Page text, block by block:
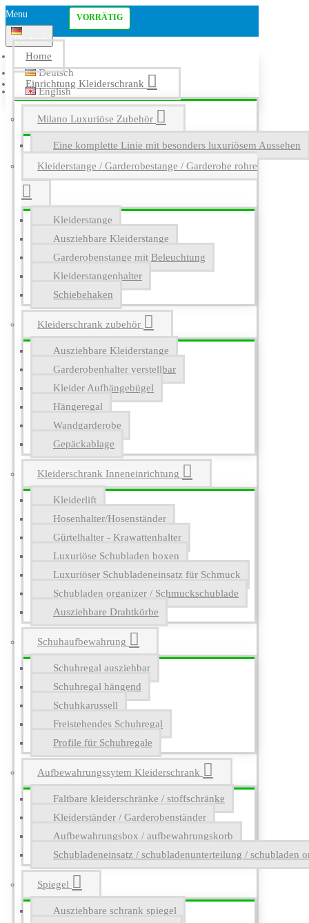
Menu
Deutsch
Deutsch
English
Home
Einrichtung Kleiderschrank
Milano Luxuriöse Zubehör
Eine komplette Linie mit besonders luxuriösem Aussehen
Kleiderstange / Garderobestange / Garderobe rohre
Kleiderstange
Ausziehbare Kleiderstange
Garderobenstange mit Beleuchtung
Kleiderstangenhalter
Schiebehaken
Kleiderschrank zubehör
Ausziehbare Kleiderstange
Garderobenhalter verstellbar
Kleider Aufhängebügel
Hängeregal
Wandgarderobe
Gepäckablage
Kleiderschrank Inneneinrichtung
Kleiderlift
Hosenhalter/Hosenständer
Gürtelhalter - Krawattenhalter
Luxuriöse Schubladen boxen
Luxuriöser Schubladeneinsatz für Schmuck
Schubladen organizer / Schmuckschublade
Ausziehbare Drahtkörbe
Schuhaufbewahrung
Schuhregal ausziehbar
Schuhregal hängend
Schuhkarussell
Freistehendes Schuhregal
Profile für Schuhregale
Aufbewahrungssytem Kleiderschrank
Faltbare kleiderschränke / stoffschränke
Kleiderständer / Garderobenständer
Aufbewahrungsbox / aufbewahrungskorb
Schubladeneinsatz / schubladenunterteilung / schubladen
Spiegel
Ausziehbare schrank spiegel
VORRÄTIG